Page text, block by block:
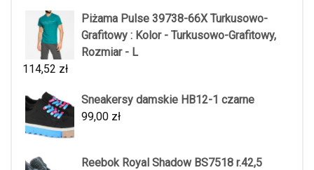
Piżama Pulse 39738-66X Turkusowo-
Grafitowy : Kolor - Turkusowo-Grafitowy,
Rozmiar - L
114,52 zł
Sneakersy damskie HB12-1 czarne
99,00 zł
Reebok Royal Shadow BS7518 r.42,5